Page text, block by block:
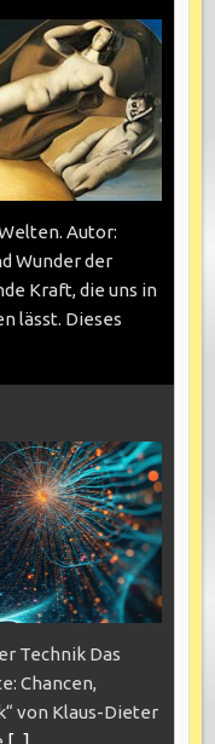
Autor:
Wunder der
Kraft, die uns in
lässt. Dieses
Technik Das
Chancen,
von Klaus-Dieter